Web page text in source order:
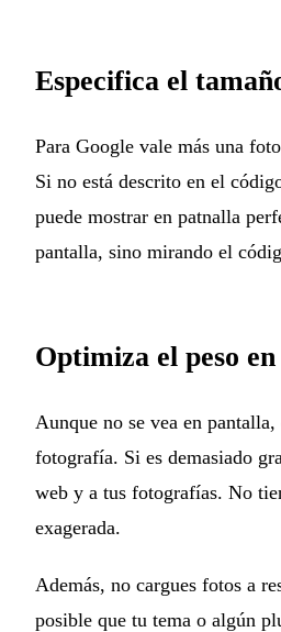
Especifica el
Para Google vale más una
Si no está descrito en el
puede mostrar en patnalla
pantalla, sino mirando el
Optimiza el peso
Aunque no se vea en
fotografía. Si es demasiado
web y a tus fotografías. No
exagerada.
Además, no cargues fotos a
posible que tu tema o algún